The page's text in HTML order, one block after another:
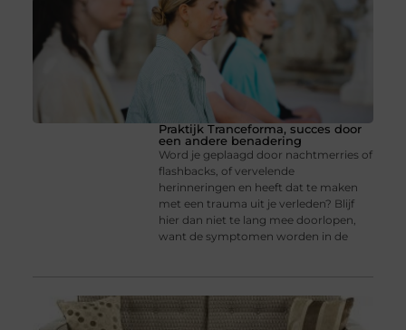
Praktijk Tranceforma, succes door
een andere benadering
Word je geplaagd door nachtmerries of
flashbacks, of vervelende
herinneringen en heeft dat te maken
met een trauma uit je verleden? Blijf
hier dan niet te lang mee doorlopen,
want de symptomen worden in de